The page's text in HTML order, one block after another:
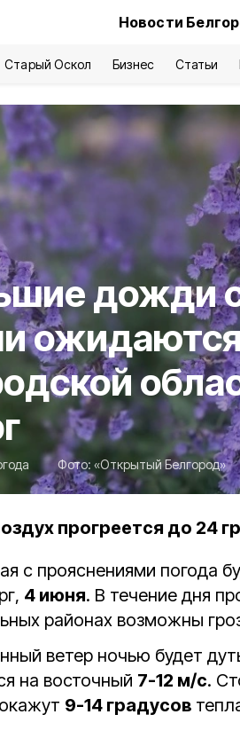
Новости
Старый Оскол Бизнес Статьи
дожди
Фото: «Открытый Белгород»
прогреется до 24
с прояснениями погода
4 июня. В течение дня
районах возможны
ветер ночью будет
на восточный 7-12 м/с.
9-14 градусов